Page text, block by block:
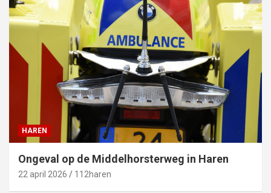
HAREN
Ongeval op de Middelhorsterweg in Haren
22 april 2026 112haren